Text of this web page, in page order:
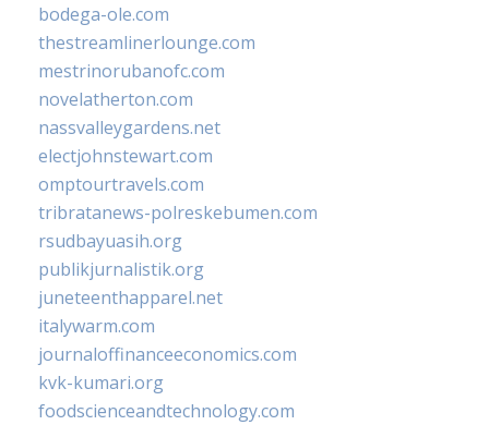
bodega-ole.com
thestreamlinerlounge.com
mestrinorubanofc.com
novelatherton.com
nassvalleygardens.net
electjohnstewart.com
omptourtravels.com
tribratanews-polreskebumen.com
rsudbayuasih.org
publikjurnalistik.org
juneteenthapparel.net
italywarm.com
journaloffinanceeconomics.com
kvk-kumari.org
foodscienceandtechnology.com